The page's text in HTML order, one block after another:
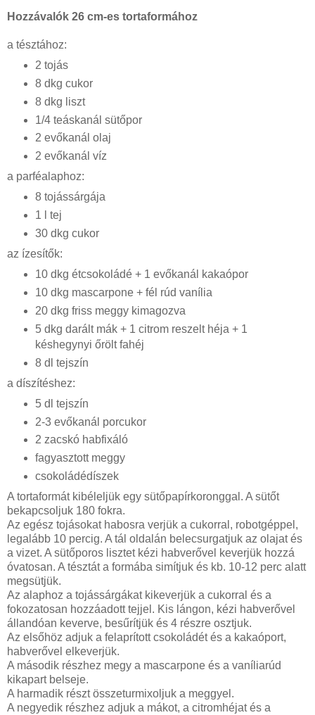
Hozzávalók 26 cm-es tortaformához
a tésztához:
2 tojás
8 dkg cukor
8 dkg liszt
1/4 teáskanál sütőpor
2 evőkanál olaj
2 evőkanál víz
a parféalaphoz:
8 tojássárgája
1 l tej
30 dkg cukor
az ízesítők:
10 dkg étcsokoládé + 1 evőkanál kakaópor
10 dkg mascarpone + fél rúd vanília
20 dkg friss meggy kimagozva
5 dkg darált mák + 1 citrom reszelt héja + 1
késhegynyi őrölt fahéj
8 dl tejszín
a díszítéshez:
5 dl tejszín
2-3 evőkanál porcukor
2 zacskó habfixáló
fagyasztott meggy
csokoládédíszek
A tortaformát kibéleljük egy sütőpapírkoronggal. A sütőt
bekapcsoljuk 180 fokra.
Az egész tojásokat habosra verjük a cukorral, robotgéppel,
legalább 10 percig. A tál oldalán belecsurgatjuk az olajat és
a vizet. A sütőporos lisztet kézi habverővel keverjük hozzá
óvatosan. A tésztát a formába simítjuk és kb. 10-12 perc alatt
megsütjük.
Az alaphoz a tojássárgákat kikeverjük a cukorral és a
fokozatosan hozzáadott tejjel. Kis lángon, kézi habverővel
állandóan keverve, besűrítjük és 4 részre osztjuk.
Az elsőhöz adjuk a felaprított csokoládét és a kakaóport,
habverővel elkeverjük.
A második részhez megy a mascarpone és a vaníliarúd
kikapart belseje.
A harmadik részt összeturmixoljuk a meggyel.
A negyedik részhez adjuk a mákot, a citromhéjat és a